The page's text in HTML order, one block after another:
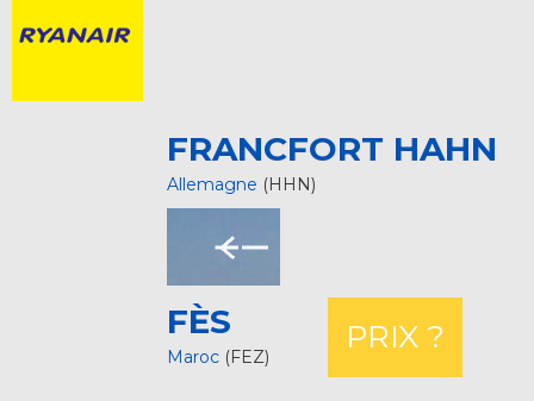
FRANCFORT HAHN
Allemagne (HHN)
FÈS
Maroc (FEZ)
PRIX ?